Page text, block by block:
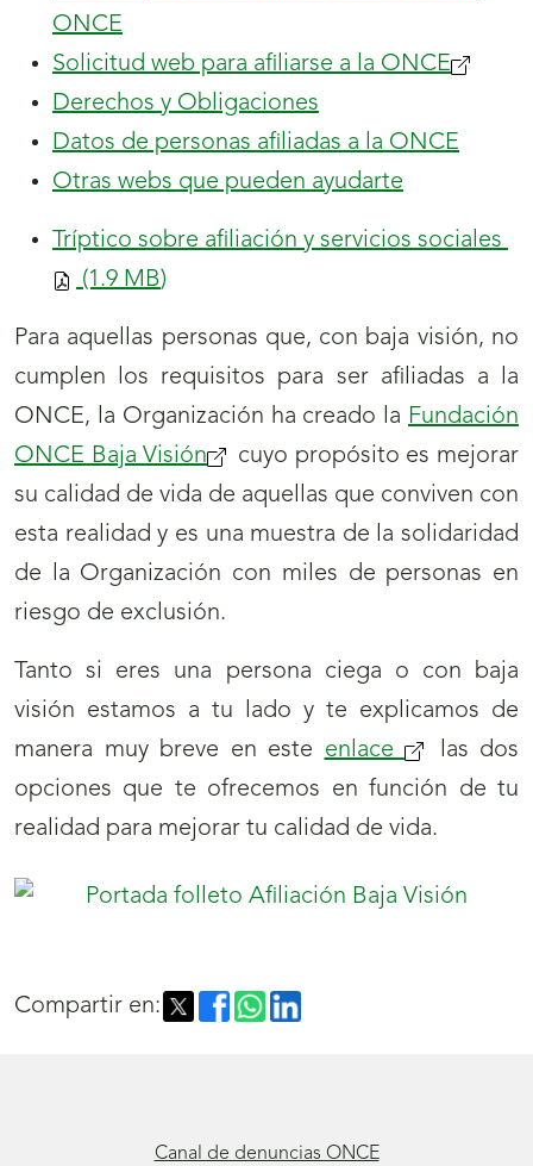
ONCE
Solicitud web para afiliarse a la ONCE(se
nueva
Derechos y Obligaciones
Datos de personas afiliadas a la ONCE
Otras webs que pueden ayudarte
Tríptico sobre afiliación y servicios sociales
(1.9 MB)
Para aquellas personas que, con baja visión, no
cumplen los requisitos para ser afiliadas a la
ONCE, la Organización ha creado la Fundación
ONCE Baja Visión(se
abrirá
nueva
ventana)
cuyo propósito es mejorar
su calidad de vida de aquellas que conviven con
esta realidad y es una muestra de la solidaridad
de la Organización con miles de personas en
riesgo de exclusión.
Tanto si eres una persona ciega o con baja
visión estamos a tu lado y te explicamos de
manera muy breve en este enlace (se
abrirá
nueva
las dos
opciones que te ofrecemos en función de tu
realidad para mejorar tu calidad de vida.
Compartir en:
Canal de denuncias ONCE